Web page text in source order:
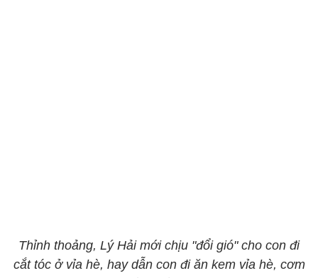
Thỉnh thoảng, Lý Hải mới chịu "đổi gió" cho con đi
cắt tóc ở vỉa hè, hay dẫn con đi ăn kem vỉa hè, cơm